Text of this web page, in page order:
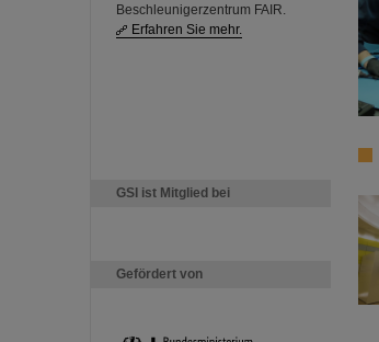
Beschleunigerzentrum FAIR.
Erfahren Sie mehr.
GSI ist Mitglied bei
Gefördert von